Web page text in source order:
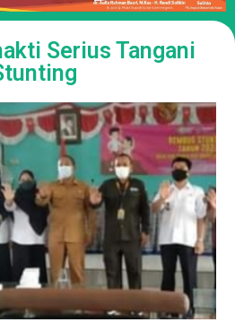
Serius Tangani